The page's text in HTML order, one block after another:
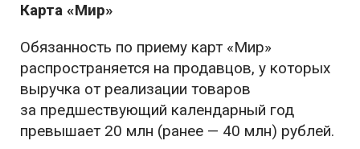
Карта «Мир»
Обязанность по приему карт «Мир»
распространяется на продавцов, у которых
выручка от реализации товаров
за предшествующий календарный год
превышает 20 млн (ранее — 40 млн) рублей.